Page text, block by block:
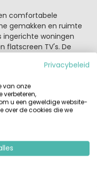
comfortabele
gemakken en ruimte
ingerichte woningen
flatscreen TV's. De
met oven, magnetron,
Elke woning
terras met
sur Mer heeft alles
de promenade vind
restaurants,
zijn.
een scala aan
Privacybeleid
van onze
verbeteren,
u een geweldige website-
over de cookies die we